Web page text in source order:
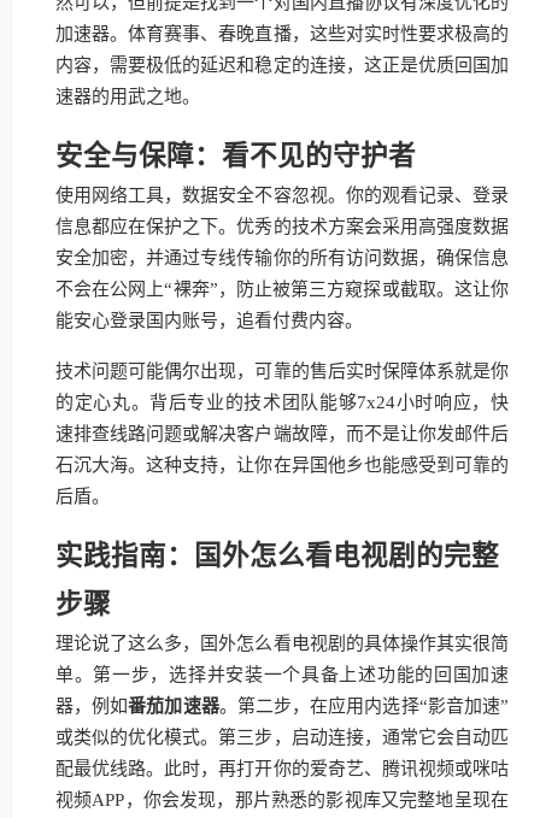
加速器。体育赛事、春晚直播，这些对实时性要求极高的
内容，需要极低的延迟和稳定的连接，这正是优质回国加
速器的用武之地。
安全与保障：看不见的守护者
使用网络工具，数据安全不容忽视。你的观看记录、登录
信息都应在保护之下。优秀的技术方案会采用高强度数据
安全加密，并通过专线传输你的所有访问数据，确保信息
不会在公网上“裸奔”，防止被第三方窥探或截取。这让你
能安心登录国内账号，追看付费内容。
技术问题可能偶尔出现，可靠的售后实时保障体系就是你
的定心丸。背后专业的技术团队能够7x24小时响应，快
速排查线路问题或解决客户端故障，而不是让你发邮件后
石沉大海。这种支持，让你在异国他乡也能感受到可靠的
后盾。
实践指南：国外怎么看电视剧的完整
步骤
理论说了这么多，国外怎么看电视剧的具体操作其实很简
单。第一步，选择并安装一个具备上述功能的回国加速
器，例如番茄加速器。第二步，在应用内选择“影音加速”
或类似的优化模式。第三步，启动连接，通常它会自动匹
配最优线路。此时，再打开你的爱奇艺、腾讯视频或咪咕
视频APP，你会发现，那片熟悉的影视库又完整地呈现在